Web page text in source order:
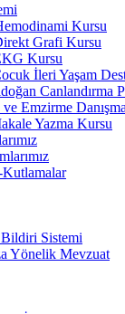
Kursu
Grafi Kursu
Kursu
İleri Yaşam
Canlandırma
Emzirme
Yazma Kursu
Sistemi
Yönelik Mevzuat